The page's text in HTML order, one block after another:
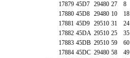
17879 45D7 29480 27 8
17880 45D8 29480 10 18
17881 45D9 29510 31 24
17882 45DA 29510 25 35
17883 45DB 29510 59 60
17884 45DC 29480 58 49